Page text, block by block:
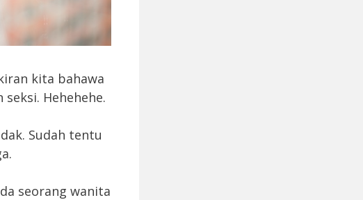
kita bahawa
Hehehehe.
Sudah tentu
seorang wanita